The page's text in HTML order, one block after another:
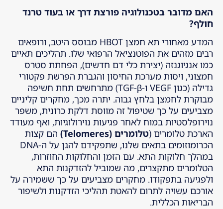
האם מדובר בטכנולוגיה פורצת דרך או בעוד טרנד
חולף?
המדע מאחורי תא חמצן HBOT מבוסס היטב, ורופאים
רבים מזהים את הפוטנציאל הרפואי שלו. תהליכים תאיים
כמו אנגיוגנזה (יצירת כלי דם חדשים), הפחתת סטרס
חמצוני, ויסות מערכת החיסון והגברת הפרשת פקטורי
גדילה (כגון VEGF ו-TGF-β) מתרחשים תחת חשיפה
מבוקרת לחמצן בלחץ גבוה. יתרה מכך, מחקרים קליניים
מצביעים על כך שטיפול זה מווסת דלקת כרונית, משפר
נוירופלסטיות במוח לאחר פגיעות נוירולוגיות, ואף מעודד
הארכת טלומרים (טלומרים (Telomeres)
הם קצות
הכרומוזומים בתאים שלנו, שתפקידם להגן על ה-DNA
במהלך חלוקות התא. עם הזמן והחלוקות החוזרות,
הטלומרים מתקצרים, מה שמוביל להזדקנות התא
ולפגיעה בתפקודו. מחקרים מצביעים על כך ששמירה על
אורכם עשויה לתרום להאטת תהליכי הזדקנות ולשיפור
הבריאות הכללית.